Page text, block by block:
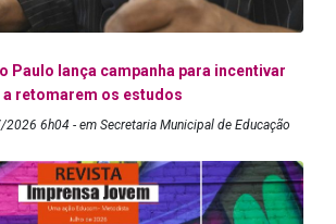
Paulo lança campanha para incentivar
retomarem os estudos
6h04 - em Secretaria Municipal de Educação